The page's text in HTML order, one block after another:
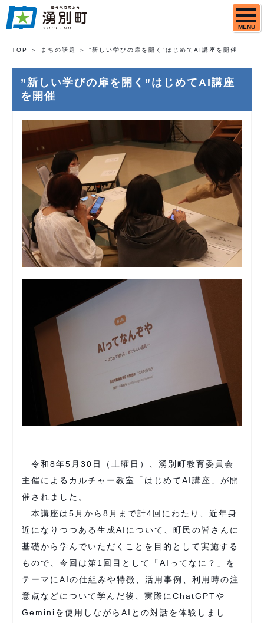
MENU
TOP まちの話題 ”新しい学びの扉を開く”はじめてAI講座を開催
”新しい学びの扉を開く”はじめてAI講座
を開催
令和8年5月30日（土曜日）、湧別町教育委員会
主催によるカルチャー教室「はじめてAI講座」が開
催されました。
本講座は5月から8月まで計4回にわたり、近年身
近になりつつある生成AIについて、町民の皆さんに
基礎から学んでいただくことを目的として実施する
もので、今回は第1回目として「AIってなに？」を
テーマにAIの仕組みや特徴、活用事例、利用時の注
意点などについて学んだ後、実際にChatGPTや
Geminiを使用しながらAIとの対話を体験しまし